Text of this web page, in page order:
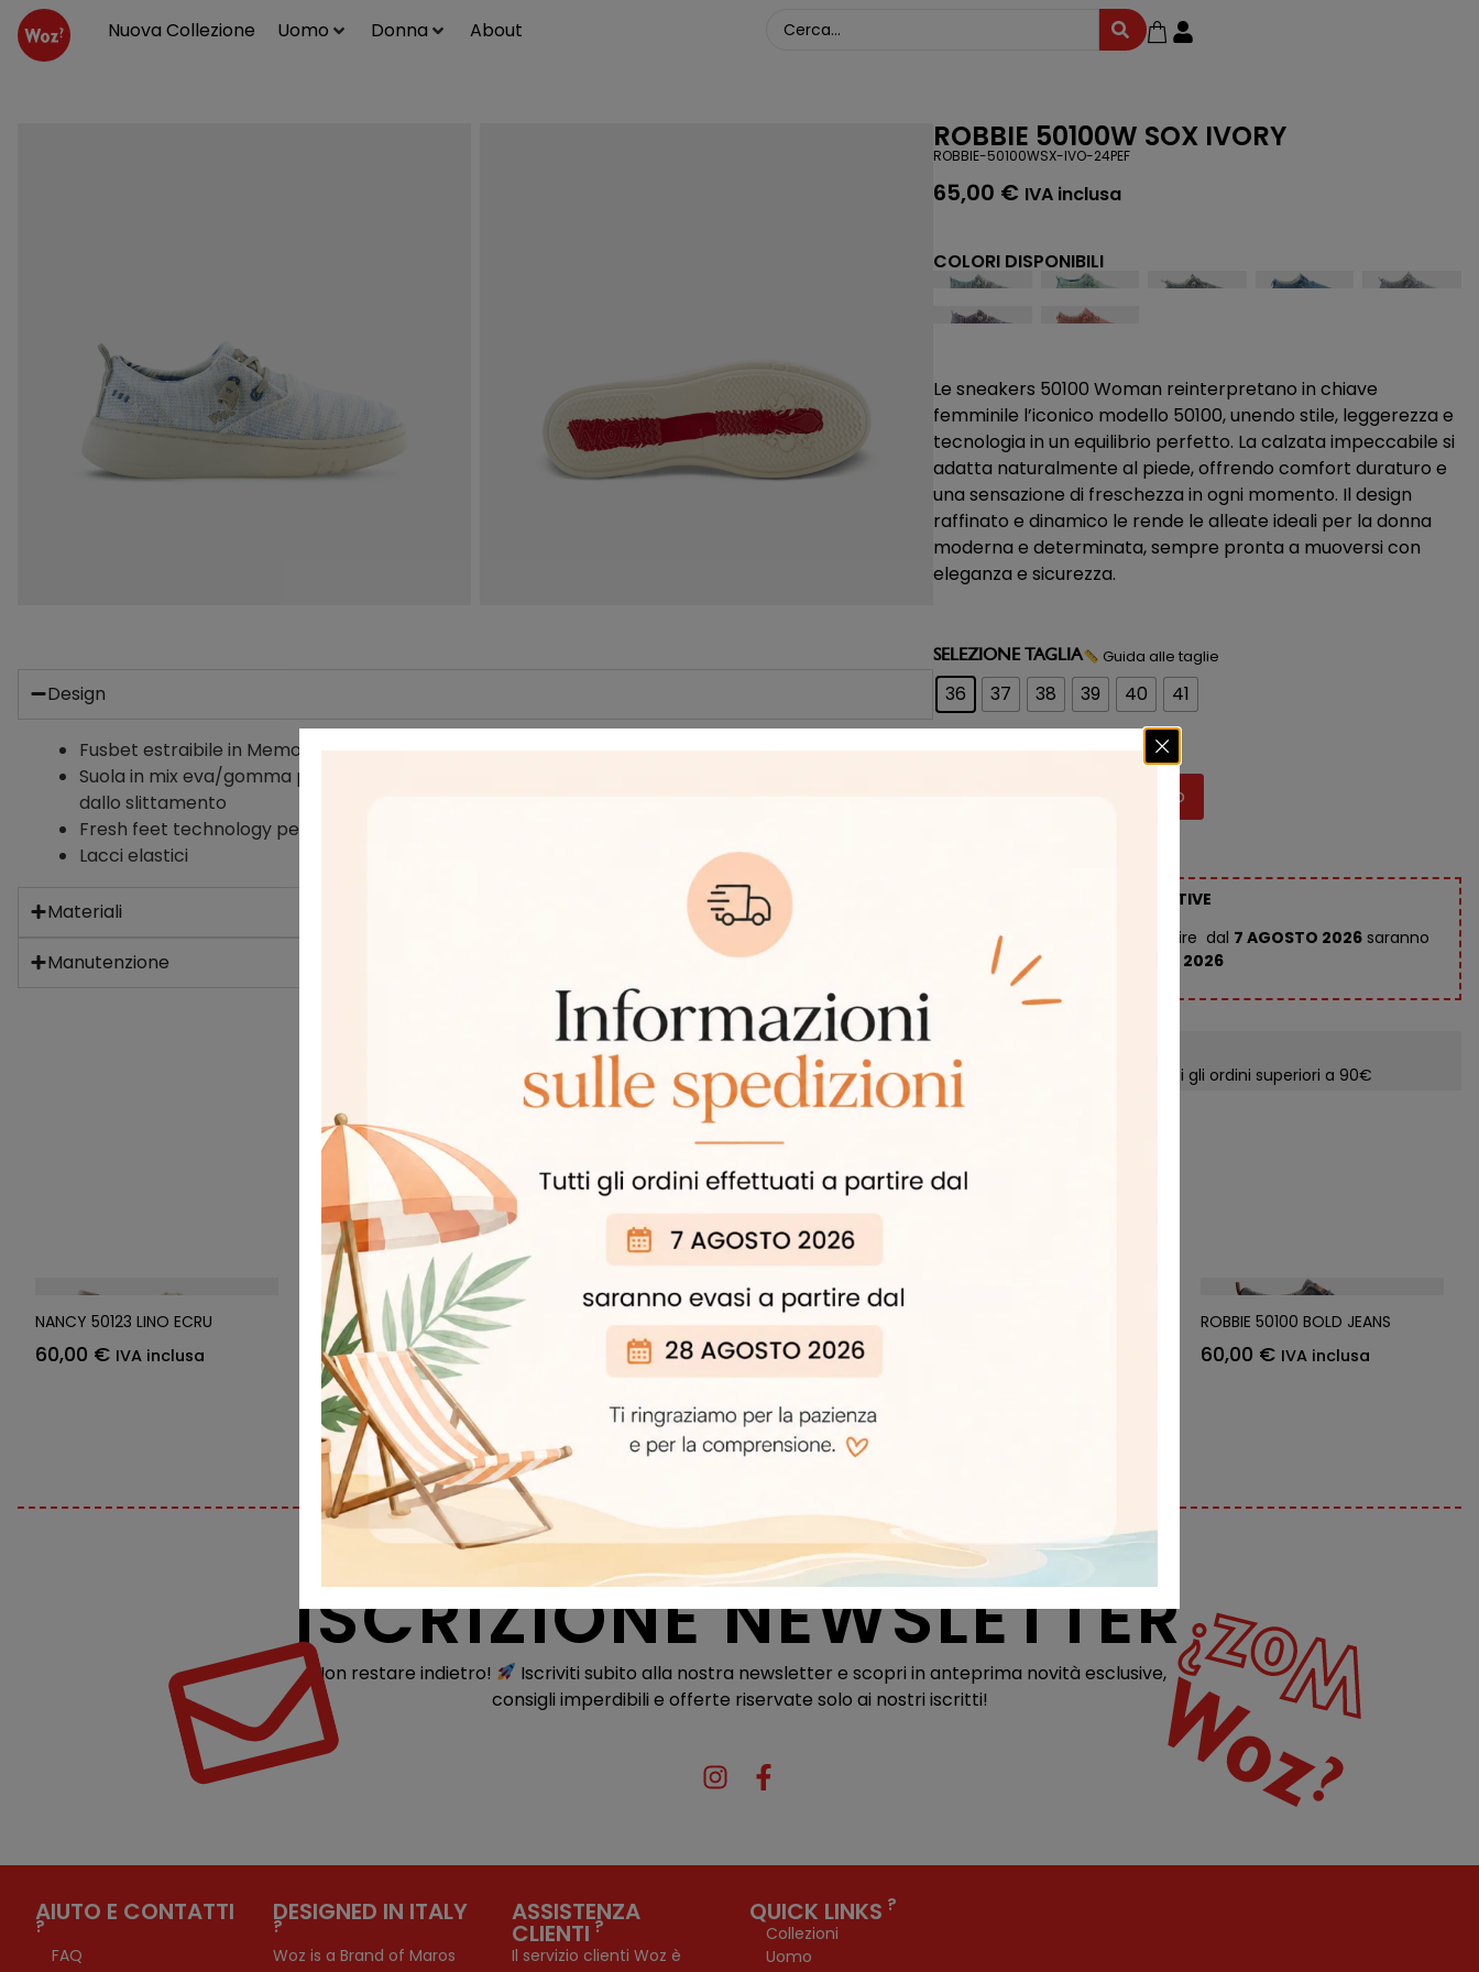
Nuova Collezione Uomo Donna About
Design
Fusbet estraibile in Memory Foam
Suola in mix eva/gomma per garantire leggerezza e grande resistenza allo schiacchiamento e
dallo slittamento
Fresh feet technology per garantire prestazioni ottimali anche nelle condizioni più calde
Lacci elastici
Materiali
Manutenzione
ROBBIE 50100W SOX IVORY
ROBBIE-50100WSX-IVO-24PEF
65,00 € IVA inclusa
COLORI DISPONIBILI
Le sneakers 50100 Woman reinterpretano in chiave
femminile l’iconico modello 50100, unendo stile, leggerezza e
tecnologia in un equilibrio perfetto. La calzata impeccabile si
adatta naturalmente al piede, offrendo comfort duraturo e
una sensazione di freschezza in ogni momento. Il design
raffinato e dinamico le rende le alleate ideali per la donna
moderna e determinata, sempre pronta a muoversi con
eleganza e sicurezza.
SELEZIONE TAGLIA Guida alle taglie
36 37 38 39 40 41
Disponibile
Aggiungi al carrello
INFORMAZIONI SPEDIZIONI ESTIVE
Tutti gli ordini effettuati a partire dal 7 AGOSTO 2026 saranno
evasi a partire dal
28 AGOSTO 2026
Spedizione gratuita per tutti gli ordini superiori a 90€
Ti potrebbe piacere anche…
NANCY 50123 LINO ECRU
60,00 € IVA inclusa
ELLEN 50100W CANVAS LEOPARD
CAMEL
70,00€ IVA inclusa
GUS CUSHY MESH GRAY
70,00€ IVA inclusa
ROBBIE 50100 BOLD JEANS
60,00 € IVA inclusa
ISCRIZIONE NEWSLETTER
Non restare indietro!
Iscriviti subito alla nostra newsletter e scopri in anteprima novità esclusive,
consigli imperdibili e offerte riservate solo ai nostri iscritti!
AIUTO E CONTATTI
?
FAQ
DESIGNED IN ITALY
?
Woz is a Brand of Maros
ASSISTENZA
CLIENTI?
Il servizio clienti Woz è
QUICK LINKS ?
Collezioni
Uomo